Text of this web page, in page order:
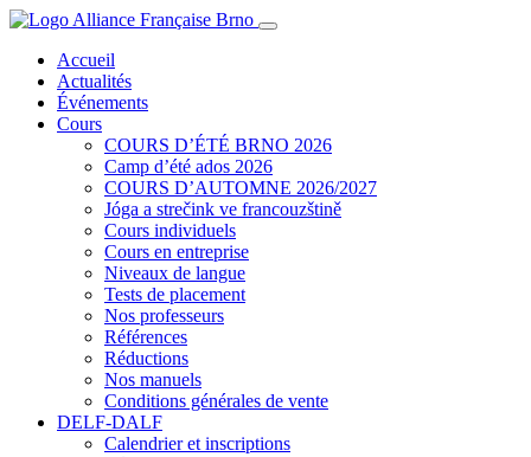
Accueil
Actualités
Événements
Cours
COURS D’ÉTÉ BRNO 2026
Camp d’été ados 2026
COURS D’AUTOMNE 2026/2027
Jóga a strečink ve francouzštině
Cours individuels
Cours en entreprise
Niveaux de langue
Tests de placement
Nos professeurs
Références
Réductions
Nos manuels
Conditions générales de vente
DELF-DALF
Calendrier et inscriptions